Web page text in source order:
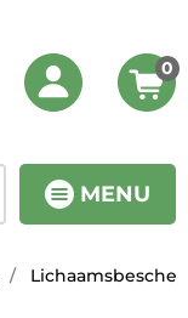
MENU
0